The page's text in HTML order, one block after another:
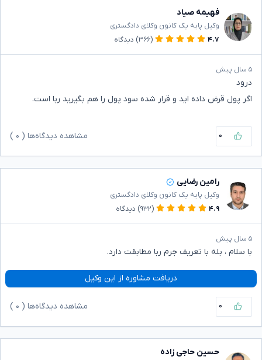
فهیمه صیاد
وکیل پایه یک کانون وکلای دادگستری
۴.۷
(۳۶۶) دیدگاه
۵ سال پیش
درود
اگر پول قرض داده اید و قرار شده سود پول را هم بگیرید ربا است.
۰ مشاهده دیدگاه‌ها ( ۰
رامین رضایی
وکیل پایه یک کانون وکلای دادگستری
۴.۹
(۹۳۲) دیدگاه
۵ سال پیش
با سلام ، بله با تعریف جرم ربا مطابقت دارد‌.
دریافت مشاوره از این وکیل
۰ مشاهده دیدگاه‌ها ( ۰
حسین حاجی زاده